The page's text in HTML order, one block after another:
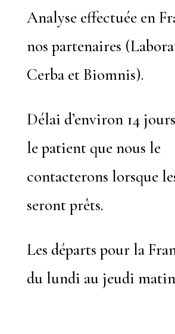
Analyse effectuée en
nos partenaires
Cerba et Biomnis).
Délai d’environ 14
le patient que nous le
contacterons lorsque
seront prêts.
Les départs pour la
du lundi au jeudi matin